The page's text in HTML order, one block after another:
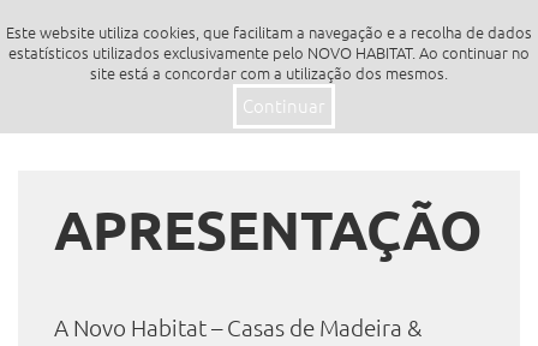
Toggle
navigation
APRESENTAÇÃO
A Novo Habitat – Casas de Madeira &
Este website utiliza cookies, que facilitam a navegação e a recolha de dados
estatísticos utilizados exclusivamente pelo NOVO HABITAT. Ao continuar no
site está a concordar com a utilização dos mesmos.
Continuar